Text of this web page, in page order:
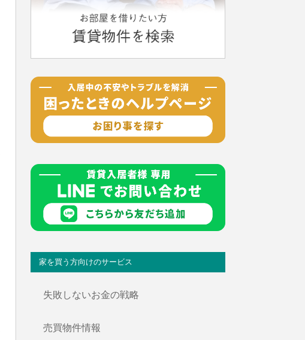
家を買う方向けのサービス
失敗しないお金の戦略
売買物件情報